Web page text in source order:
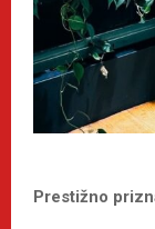
Prestižno